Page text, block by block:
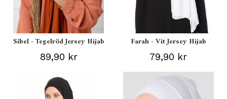
Sibel - Tegelröd Jersey Hijab
89,90 kr
Farah - Vit Jersey Hijab
79,90 kr